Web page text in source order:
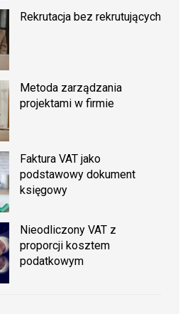
Rekrutacja bez rekrutujących
Metoda zarządzania
projektami w firmie
Faktura VAT jako
podstawowy dokument
księgowy
Nieodliczony VAT z
proporcji kosztem
podatkowym